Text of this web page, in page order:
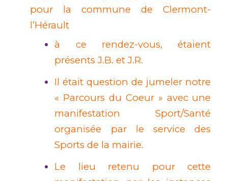
pour la commune de Clermont-
l’Hérault
à ce rendez-vous, étaient
présents J.B. et J.R.
Il était question de jumeler notre
« Parcours du Coeur » avec une
manifestation Sport/Santé
organisée par le service des
Sports de la mairie.
Le lieu retenu pour cette